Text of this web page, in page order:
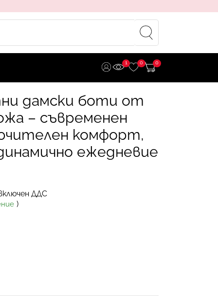
1 0 0
дамски боти от
– съвременен
комфорт,
ежедневие
ДДС
)